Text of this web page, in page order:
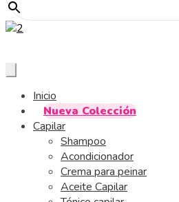
Inicio
Nueva Colección
Capilar
Shampoo
Acondicionador
Crema para peinar
Aceite Capilar